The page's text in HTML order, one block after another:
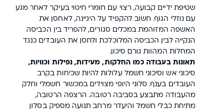
שטיפת ידיים קבועה, רצוי עם חומרי חיטוי בעיקר לאחר מגע
עם נוזלי הגוף. חשוב להקפיד על היגיינה, לאחסן את
האשפה המזוהמת במכלים סגורים, להפריד בין הכביסה
הנקייה לבין הכביסה המלוכלכת ולחסן את העובדים כנגד
המחלות המהוות גורם סיכון.
תאונות בעבודה כמו החלקות, מעידות, נפילות וכוויות,
סיכוני אש וסיכוני חשמל עלולות להיות שכיחות בקרב
העובדים בענף. סלוני היופי מצוידים במכשור חשמלי וחלק
מהעבודה מתבצע בסביבה רטובה. הרצפה הרטובה,
מתיחת כבלי חשמל והיעדר מרחב תנועה מספיק בסלון